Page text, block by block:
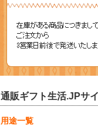
通販ギフト生活.JPサ
用途一覧